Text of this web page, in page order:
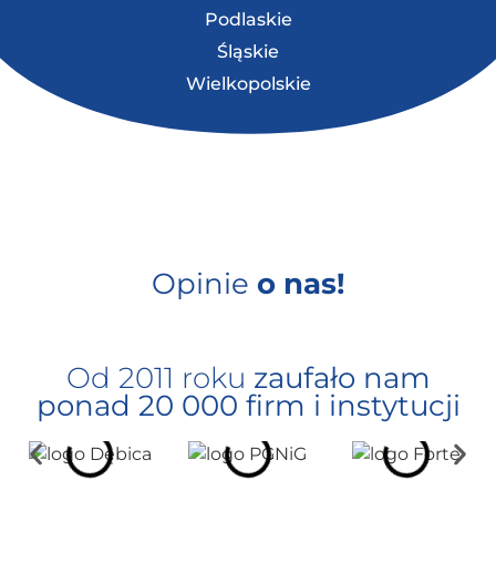
Podlaskie
Śląskie
Wielkopolskie
Opinie o nas!
Od 2011 roku zaufało nam
ponad 20 000 firm i instytucji